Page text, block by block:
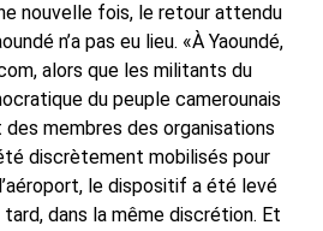
nouvelle fois, le retour attendu
n’a pas eu lieu. «À Yaoundé,
alors que les militants du
du peuple camerounais
des membres des organisations
discrètement mobilisés pour
le dispositif a été levé
dans la même discrétion. Et